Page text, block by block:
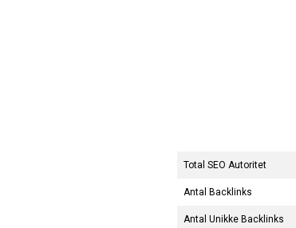
Total SEO Autoritet
Antal Backlinks
Antal Unikke Backlinks